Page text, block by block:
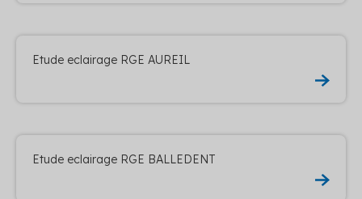
Etude eclairage RGE AUREIL
Etude eclairage RGE BALLEDENT